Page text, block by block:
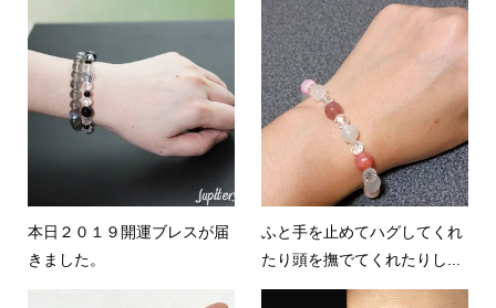
本日２０１９開運ブレスが届
きました。
ふと手を止めてハグしてくれ
たり頭を撫でてくれたりし...